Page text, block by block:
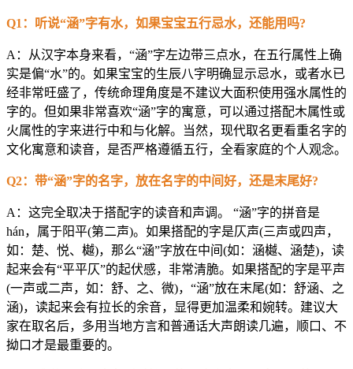
Q1：听说“涵”字有水，如果宝宝五行忌水，还能用吗?
A：从汉字本身来看，“涵”字左边带三点水，在五行属性上确
实是偏“水”的。如果宝宝的生辰八字明确显示忌水，或者水已
经非常旺盛了，传统命理角度是不建议大面积使用强水属性的
字的。但如果非常喜欢“涵”字的寓意，可以通过搭配木属性或
火属性的字来进行中和与化解。当然，现代取名更看重名字的
文化寓意和读音，是否严格遵循五行，全看家庭的个人观念。
Q2：带“涵”字的名字，放在名字的中间好，还是末尾好?
A：这完全取决于搭配字的读音和声调。 “涵”字的拼音是
hán，属于阳平(第二声)。如果搭配的字是仄声(三声或四声，
如：楚、悦、樾)，那么“涵”字放在中间(如：涵樾、涵楚)，读
起来会有“平平仄”的起伏感，非常清脆。如果搭配的字是平声
(一声或二声，如：舒、之、微)，“涵”放在末尾(如：舒涵、之
涵)，读起来会有拉长的余音，显得更加温柔和婉转。建议大
家在取名后，多用当地方言和普通话大声朗读几遍，顺口、不
拗口才是最重要的。